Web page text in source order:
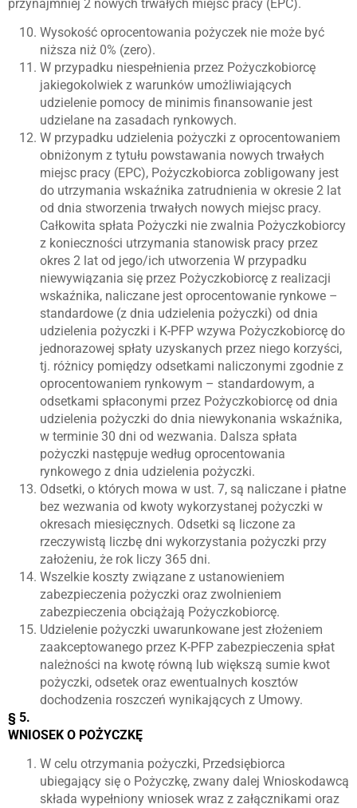
przynajmniej 2 nowych trwałych miejsc pracy (EPC).
Wysokość oprocentowania pożyczek nie może być
niższa niż 0% (zero).
W przypadku niespełnienia przez Pożyczkobiorcę
jakiegokolwiek z warunków umożliwiających
udzielenie pomocy de minimis finansowanie jest
udzielane na zasadach rynkowych.
W przypadku udzielenia pożyczki z oprocentowaniem
obniżonym z tytułu powstawania nowych trwałych
miejsc pracy (EPC), Pożyczkobiorca zobligowany jest
do utrzymania wskaźnika zatrudnienia w okresie 2 lat
od dnia stworzenia trwałych nowych miejsc pracy.
Całkowita spłata Pożyczki nie zwalnia Pożyczkobiorcy
z konieczności utrzymania stanowisk pracy przez
okres 2 lat od jego/ich utworzenia W przypadku
niewywiązania się przez Pożyczkobiorcę z realizacji
wskaźnika, naliczane jest oprocentowanie rynkowe –
standardowe (z dnia udzielenia pożyczki) od dnia
udzielenia pożyczki i K-PFP wzywa Pożyczkobiorcę do
jednorazowej spłaty uzyskanych przez niego korzyści,
tj. różnicy pomiędzy odsetkami naliczonymi zgodnie z
oprocentowaniem rynkowym – standardowym, a
odsetkami spłaconymi przez Pożyczkobiorcę od dnia
udzielenia pożyczki do dnia niewykonania wskaźnika,
w terminie 30 dni od wezwania. Dalsza spłata
pożyczki następuje według oprocentowania
rynkowego z dnia udzielenia pożyczki.
Odsetki, o których mowa w ust. 7, są naliczane i płatne
bez wezwania od kwoty wykorzystanej pożyczki w
okresach miesięcznych. Odsetki są liczone za
rzeczywistą liczbę dni wykorzystania pożyczki przy
założeniu, że rok liczy 365 dni.
Wszelkie koszty związane z ustanowieniem
zabezpieczenia pożyczki oraz zwolnieniem
zabezpieczenia obciążają Pożyczkobiorcę.
Udzielenie pożyczki uwarunkowane jest złożeniem
zaakceptowanego przez K-PFP zabezpieczenia spłat
należności na kwotę równą lub większą sumie kwot
pożyczki, odsetek oraz ewentualnych kosztów
dochodzenia roszczeń wynikających z Umowy.
§ 5.
WNIOSEK O POŻYCZKĘ
W celu otrzymania pożyczki, Przedsiębiorca
ubiegający się o Pożyczkę, zwany dalej Wnioskodawcą
składa wypełniony wniosek wraz z załącznikami oraz